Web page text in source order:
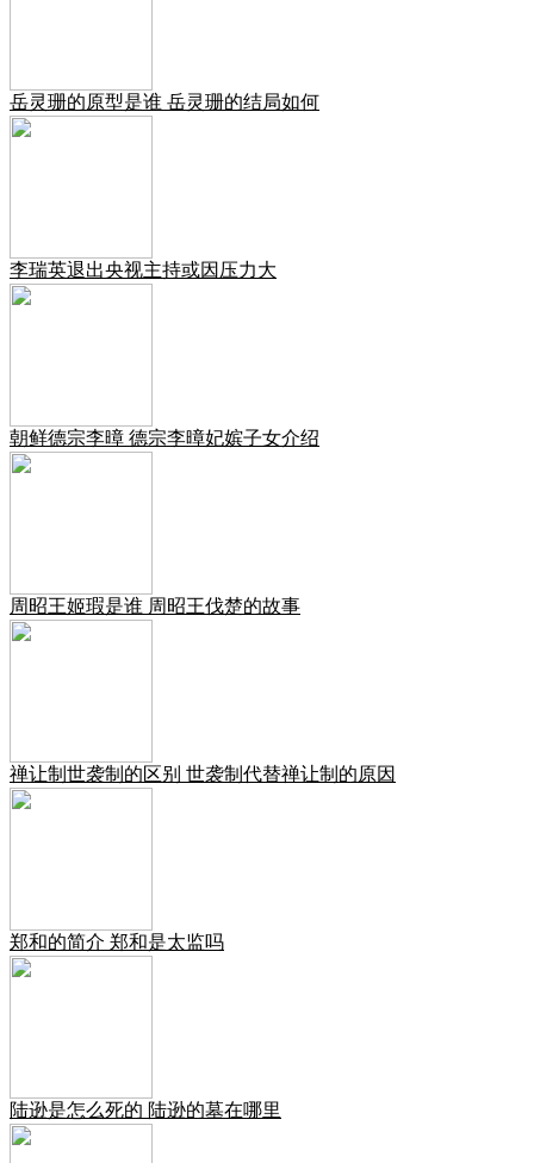
岳灵珊的原型是谁 岳灵珊的结局如何
李瑞英退出央视主持或因压力大
朝鲜德宗李暲 德宗李暲妃嫔子女介绍
周昭王姬瑕是谁 周昭王伐楚的故事
禅让制世袭制的区别 世袭制代替禅让制的原因
郑和的简介 郑和是太监吗
陆逊是怎么死的 陆逊的墓在哪里